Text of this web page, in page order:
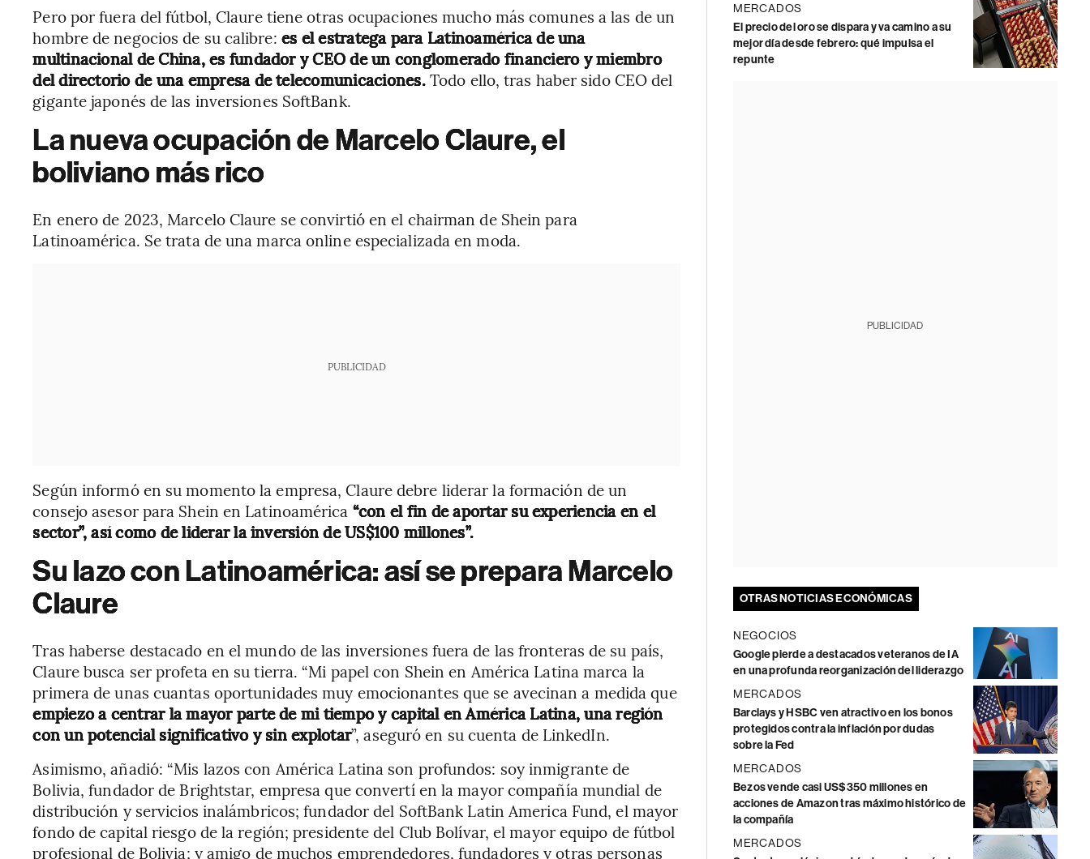
Pero por fuera del fútbol, Claure tiene otras ocupaciones mucho más comunes a las de un
hombre de negocios de su calibre: es el estratega para Latinoamérica de una
multinacional de China, es fundador y CEO de un conglomerado financiero y miembro
del directorio de una empresa de telecomunicaciones.Todo ello, tras haber sido CEO del
gigante japonés de las inversiones SoftBank.
La nueva ocupación de Marcelo Claure, el
boliviano más rico
En enero de 2023, Marcelo Claure se convirtió en el chairman de Shein para
Latinoamérica. Se trata de una marca online especializada en moda.
PUBLICIDAD
Según informó en su momento la empresa, Claure debre liderar la formación de un
consejo asesor para Shein en Latinoamérica “con el fin de aportar su experiencia en el
sector”, así como de liderar la inversión de US$100 millones”.
Su lazo con Latinoamérica: así se prepara Marcelo
Claure
Tras haberse destacado en el mundo de las inversiones fuera de las fronteras de su país,
Claure busca ser profeta en su tierra. “Mi papel con Shein en América Latina marca la
primera de unas cuantas oportunidades muy emocionantes que se avecinan a medida que
empiezo a centrar la mayor parte de mi tiempo y capital en América Latina, una región
con un potencial significativo y sin explotar”, aseguró en su cuenta de LinkedIn.
Asimismo, añadió: “Mis lazos con América Latina son profundos: soy inmigrante de
Bolivia, fundador de Brightstar, empresa que convertí en la mayor compañía mundial de
distribución y servicios inalámbricos; fundador del SoftBank Latin America Fund, el mayor
fondo de capital riesgo de la región; presidente del Club Bolívar, el mayor equipo de fútbol
profesional de Bolivia; y amigo de muchos emprendedores, fundadores y otras personas
MERCADOS
El precio del oro se dispara y va camino a su
mejor día desde febrero: qué impulsa el
repunte
PUBLICIDAD
OTRAS NOTICIAS ECONÓMICAS
NEGOCIOS
Google pierde a destacados veteranos de IA
en una profunda reorganización del liderazgo
MERCADOS
Barclays y HSBC ven atractivo en los bonos
protegidos contra la inflación por dudas
sobre la Fed
MERCADOS
Bezos vende casi US$350 millones en
acciones de Amazon tras máximo histórico de
la compañía
MERCADOS